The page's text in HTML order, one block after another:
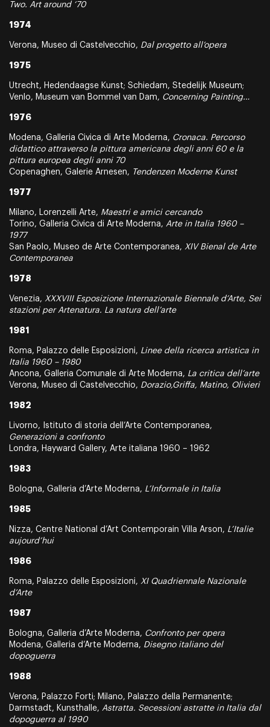
Two. Art around ‘70
1974
Verona, Museo di Castelvecchio, Dal progetto all’opera
1975
Utrecht, Hedendaagse Kunst; Schiedam, Stedelijk Museum;
Venlo, Museum van Bommel van Dam, Concerning Painting…
1976
Modena, Galleria Civica di Arte Moderna, Cronaca. Percorso
didattico attraverso la pittura americana degli anni 60 e la
pittura europea degli anni 70
Copenaghen, Galerie Arnesen, Tendenzen Moderne Kunst
1977
Milano, Lorenzelli Arte, Maestri e amici cercando
Torino, Galleria Civica di Arte Moderna, Arte in Italia 1960 –
1977
San Paolo, Museo de Arte Contemporanea, XIV Bienal de Arte
Contemporanea
1978
Venezia, XXXVIII Esposizione Internazionale Biennale d’Arte, Sei
stazioni per Artenatura. La natura dell’arte
1981
Roma, Palazzo delle Esposizioni, Linee della ricerca artistica in
Italia 1960 – 1980
Ancona, Galleria Comunale di Arte Moderna, La critica dell’arte
Verona, Museo di Castelvecchio, Dorazio,Griffa, Matino, Olivieri
1982
Livorno, Istituto di storia dell’Arte Contemporanea,
Generazioni a confronto
Londra, Hayward Gallery, Arte italiana 1960 – 1962
1983
Bologna, Galleria d’Arte Moderna, L’Informale in Italia
1985
Nizza, Centre National d’Art Contemporain Villa Arson, L’Italie
aujourd’hui
1986
Roma, Palazzo delle Esposizioni, XI Quadriennale Nazionale
d’Arte
1987
Bologna, Galleria d’Arte Moderna, Confronto per opera
Modena, Galleria d’Arte Moderna, Disegno italiano del
dopoguerra
1988
Verona, Palazzo Forti; Milano, Palazzo della Permanente;
Darmstadt, Kunsthalle, Astratta. Secessioni astratte in Italia dal
dopoguerra al 1990